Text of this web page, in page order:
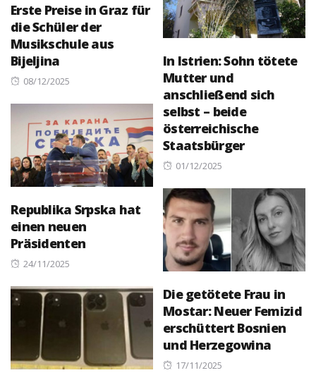
Erste Preise in Graz für
die Schüler der
Musikschule aus
Bijeljina
Posted
08/12/2025
In Istrien: Sohn tötete
Mutter und
anschließend sich
selbst – beide
österreichische
Staatsbürger
Posted
01/12/2025
Republika Srpska hat
einen neuen
Präsidenten
Posted
24/11/2025
Die getötete Frau in
Mostar: Neuer Femizid
erschüttert Bosnien
und Herzegowina
Posted
17/11/2025